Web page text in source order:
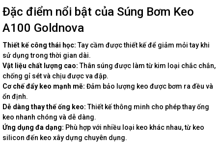
Đặc điểm nổi bật của Súng Bơm Keo
A100 Goldnova
Thiết kế công thái học:Tay cầm được thiết kế để giảm mỏi tay khi
sử dụng trong thời gian dài.
Vật liệu chất lượng cao:Thân súng được làm từ kim loại chắc chắn,
chống gỉ sét và chịu được va đập.
Cơ chế đẩy keo mạnh mẽ: Đảm bảo lượng keo được bơm ra đều và
ổn định.
Dễ dàng thay thế ống keo:Thiết kế thông minh cho phép thay ống
keo nhanh chóng và dễ dàng.
Ứng dụng đa dạng: Phù hợp với nhiều loại keo khác nhau, từ keo
silicon đến keo xây dựng chuyên dụng.